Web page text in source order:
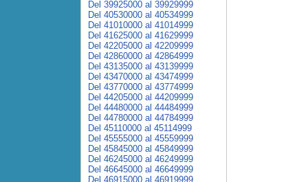
Del 39925000 al 39929999
Del 40530000 al 40534999
Del 41010000 al 41014999
Del 41625000 al 41629999
Del 42205000 al 42209999
Del 42860000 al 42864999
Del 43135000 al 43139999
Del 43470000 al 43474999
Del 43770000 al 43774999
Del 44205000 al 44209999
Del 44480000 al 44484999
Del 44780000 al 44784999
Del 45110000 al 45114999
Del 45555000 al 45559999
Del 45845000 al 45849999
Del 46245000 al 46249999
Del 46645000 al 46649999
Del 46915000 al 46919999